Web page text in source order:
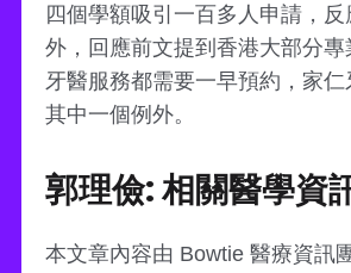
四個學額吸引一百多人申請，反
外，回應前文提到香港大部分專
牙醫服務都需要一早預約，家
其中一個例外。
郭理儉: 相關醫學資
本文章內容由 Bowtie 醫療資訊